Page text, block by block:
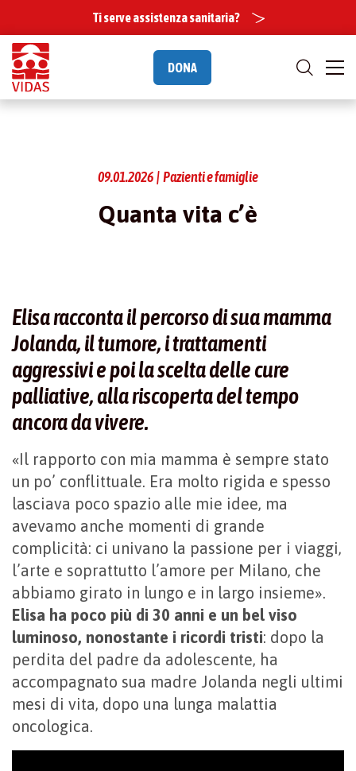
Ti serve assistenza sanitaria?
DONA
09.01.2026 | Pazienti e famiglie
Quanta vita c’è
Elisa racconta il percorso di sua mamma
Jolanda, il tumore, i trattamenti
aggressivi e poi la scelta delle cure
palliative, alla riscoperta del tempo
ancora da vivere.
«Il rapporto con mia mamma è sempre stato
un po’ conflittuale. Era molto rigida e spesso
lasciava poco spazio alle mie idee, ma
avevamo anche momenti di grande
complicità: ci univano la passione per i viaggi,
l’arte e soprattutto l’amore per Milano, che
abbiamo girato in lungo e in largo insieme».
Elisa ha poco più di 30 anni e un bel viso
luminoso, nonostante i ricordi tristi: dopo la
perdita del padre da adolescente, ha
accompagnato sua madre Jolanda negli ultimi
mesi di vita, dopo una lunga malattia
oncologica.